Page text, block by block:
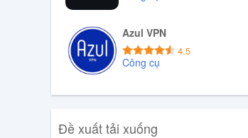
Download APK
Azul VPN
4.5
Công cụ
Download APK
Đề xuất tải xuống